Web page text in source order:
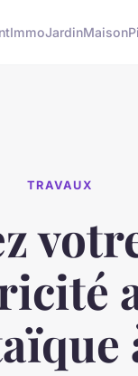
ImmoJardinMaison
TRAVAUX